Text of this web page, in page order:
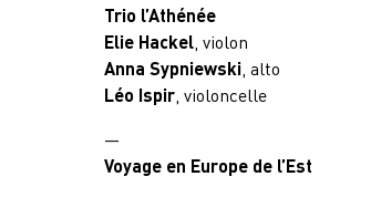
Trio l’Athénée
Elie Hackel, violon
Anna Sypniewski, alto
Léo Ispir, violoncelle
—
Voyage en Europe de l’Est